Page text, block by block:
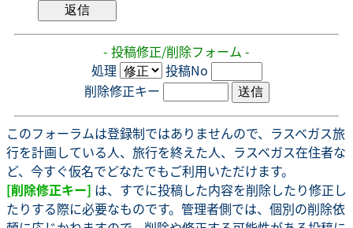
- 投稿修正/削除フォーム -
処理
投稿No
削除修正キー
このフォーラムは登録制ではありませんので、ラスベガス旅
行を計画している人、旅行を終えた人、ラスベガス在住者な
ど、今すぐ仮名でどなたでもご利用いただけます。
[削除修正キー] は、すでに投稿した内容を削除したり修正し
たりする際に必要なものです。管理者側では、個別の削除依